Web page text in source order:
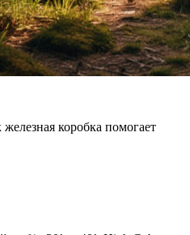
коробка помогает